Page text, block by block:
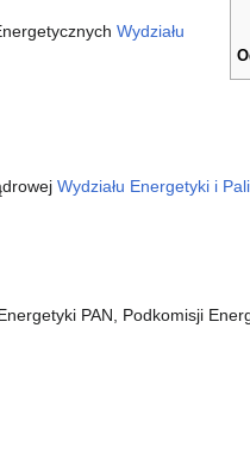
Wydziału
Wydziału Energetyki i
PAN, Podkomisji